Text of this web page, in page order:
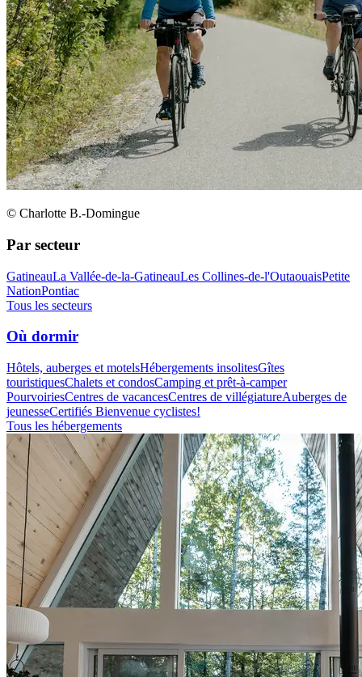
© Charlotte B.-Domingue
Par secteur
GatineauLa Vallée-de-la-GatineauLes Collines-de-l'OutaouaisPetite
NationPontiac
Tous les secteurs
Où dormir
Hôtels, auberges et motelsHébergements insolitesGîtes
touristiquesChalets et condosCamping et prêt-à-camper
PourvoiriesCentres de vacancesCentres de villégiatureAuberges de
jeunesseCertifiés Bienvenue cyclistes!
Tous les hébergements